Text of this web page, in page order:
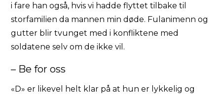
i fare han også, hvis vi hadde flyttet tilbake til
storfamilien da mannen min døde. Fulanimenn og
gutter blir tvunget med i konfliktene med
soldatene selv om de ikke vil.
– Be for oss
«D» er likevel helt klar på at hun er lykkelig og